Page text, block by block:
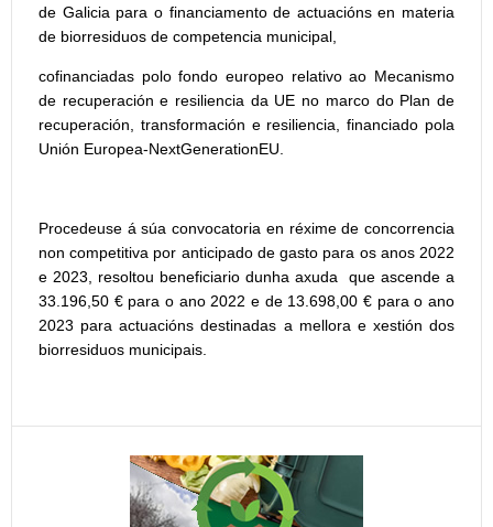
de Galicia para o financiamento de actuacións en materia
de biorresiduos de competencia municipal,
cofinanciadas polo fondo europeo relativo ao Mecanismo
de recuperación e resiliencia da UE no marco do Plan de
recuperación, transformación e resiliencia, financiado pola
Unión Europea-NextGenerationEU.
Procedeuse á súa convocatoria en réxime de concorrencia
non competitiva por anticipado de gasto para os anos 2022
e 2023, resoltou beneficiario dunha axuda que ascende a
33.196,50 € para o ano 2022 e de 13.698,00 € para o ano
2023 para actuacións destinadas a mellora e xestión dos
biorresiduos municipais.